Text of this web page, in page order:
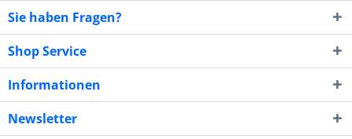
Sie haben Fragen?
Shop Service
Informationen
Newsletter